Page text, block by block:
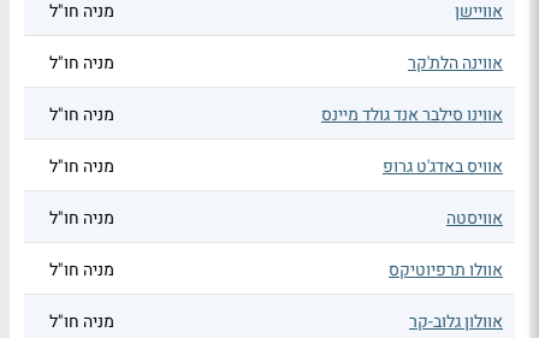
אוויישן מניה חו"ל
אווינה הלת'קר מניה חו"ל
אווינו סילבר אנד גולד מיינס מניה חו"ל
אוויס באדג'ט גרופ מניה חו"ל
אוויסטה מניה חו"ל
אוולו תרפיוטיקס מניה חו"ל
אוולון גלוב-קר מניה חו"ל